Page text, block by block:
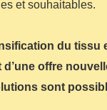
et souhaitables.
du tissu
offre
sont